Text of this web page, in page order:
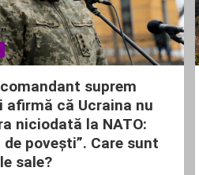
suprem
afirmă că Ucraina nu
niciodată la NATO:
de povești”. Care sunt
sale?